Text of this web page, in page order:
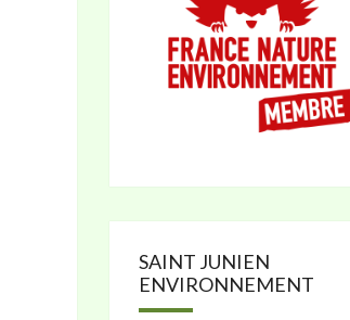
SAINT JUNIEN
ENVIRONNEMENT